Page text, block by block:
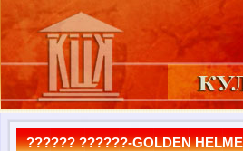
?????? ??????-GOLDEN